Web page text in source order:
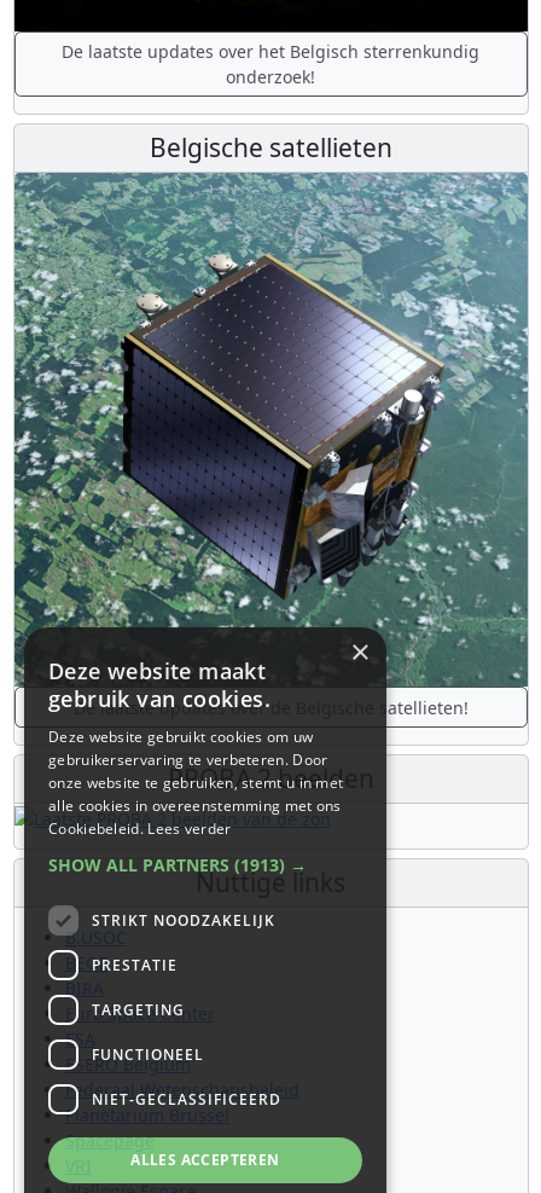
De laatste updates over het Belgisch sterrenkundig
onderzoek!
Belgische satellieten
De laatste updates over de Belgische satellieten!
PROBA 2 beelden
Nuttige links
B.USOC
BEOP
BIRA
Euro Space Center
ESA
ESERO Belgium
Federaal Wetenschapsbeleid
Planetarium Brussel
Spacepage
VRI
×
Deze website maakt
gebruik van cookies.
Deze website gebruikt cookies om uw
gebruikerservaring te verbeteren. Door
onze website te gebruiken, stemt u in met
alle cookies in overeenstemming met ons
Cookiebeleid.Lees verder
SHOW ALL PARTNERS (1913) →
STRIKT NOODZAKELIJK
PRESTATIE
TARGETING
FUNCTIONEEL
NIET-GECLASSIFICEERD
ALLES ACCEPTEREN